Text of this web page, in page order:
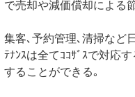
で売却や減価償却による
集客､予約管理､清掃など
ﾃﾅﾝｽは全てｺｺｻﾞｽで対応
することができる｡